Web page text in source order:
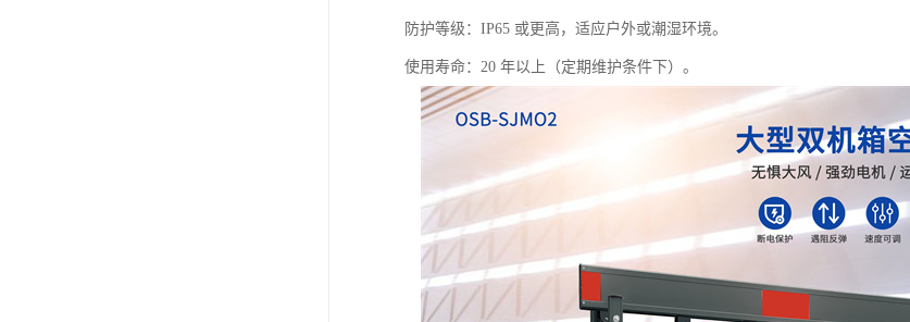
防护等级：IP65 或更高，适应户外或潮湿环境。
使用寿命：20 年以上（定期维护条件下）。